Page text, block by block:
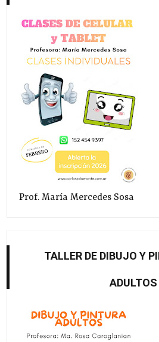
Prof. María Mercedes Sosa
TALLER DE DIBUJO Y
ADULTOS